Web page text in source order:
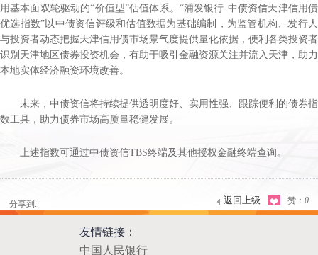
用基本面双轮驱动的“价值型”估值体系。“浦发银行-中债资信天津信用债
优选指数”以中债资信评级和估值数据为基础编制，为监管机构、发行人
与投资者动态把握天津信用债市场景气度提供量化依据，便利各类投资者
识别天津地区债券投资机会，有助于吸引金融资源关注并流入天津，助力
本地实体经济融资环境改善。
未来，中债资信将持续提供透明度好、实用性强、跟踪便利的债券指
数工具，助力债券市场高质量稳健发展。
上述指数可通过中债资信TBS终端及其他授权金融终端查询。
分享到: 返回上级 赞： 0
友情链接：
中国人民银行